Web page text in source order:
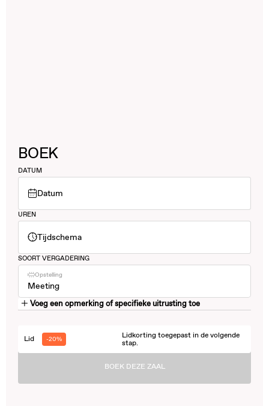
BOEK
DATUM
Datum
UREN
Tijdschema
SOORT VERGADERING
Opstelling
Meeting
Voeg een opmerking of specifieke uitrusting toe
Lid -20%
Lidkorting toegepast in de volgende
stap.
BOEK DEZE ZAAL